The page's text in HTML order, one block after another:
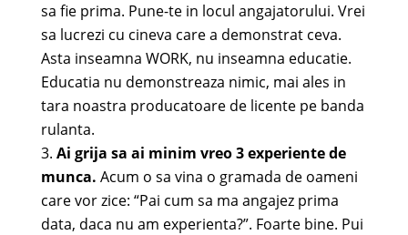
sa fie prima. Pune-te in locul angajatorului. Vrei
sa lucrezi cu cineva care a demonstrat ceva.
Asta inseamna WORK, nu inseamna educatie.
Educatia nu demonstreaza nimic, mai ales in
tara noastra producatoare de licente pe banda
rulanta.
Ai grija sa ai minim vreo 3 experiente de
munca. Acum o sa vina o gramada de oameni
care vor zice: “Pai cum sa ma angajez prima
data, daca nu am experienta?”. Foarte bine. Pui